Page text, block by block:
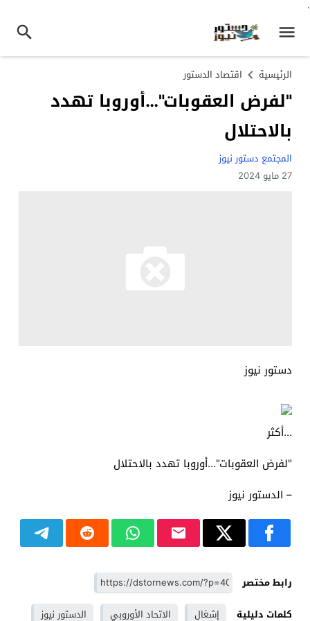
.
الرئيسية اقتصاد الدستور
"لفرض العقوبات"…أوروبا تهدد
بالاحتلال
المجتمع دستور نيوز
27 مايو 2024
دستور نيوز
…أكثر
"لفرض العقوبات"…أوروبا تهدد بالاحتلال
– الدستور نيوز
رابط مختصر
كلمات دليلية
إشغال الاتحاد الأوروبي الدستور نيوز